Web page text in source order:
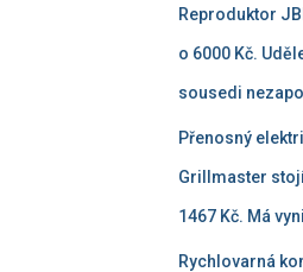
Reproduktor
o 6000 Kč.
sousedi
Přenosný
Grillmaster
1467 Kč. Má
Rychlovarná